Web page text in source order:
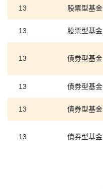
13 股票型基金
13 股票型基金
13 債券型基金
13 債券型基金
13 債券型基金
13 債券型基金